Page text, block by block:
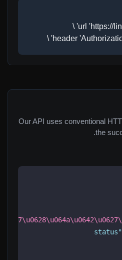
' \
' \
Our API uses conventional
the
status"